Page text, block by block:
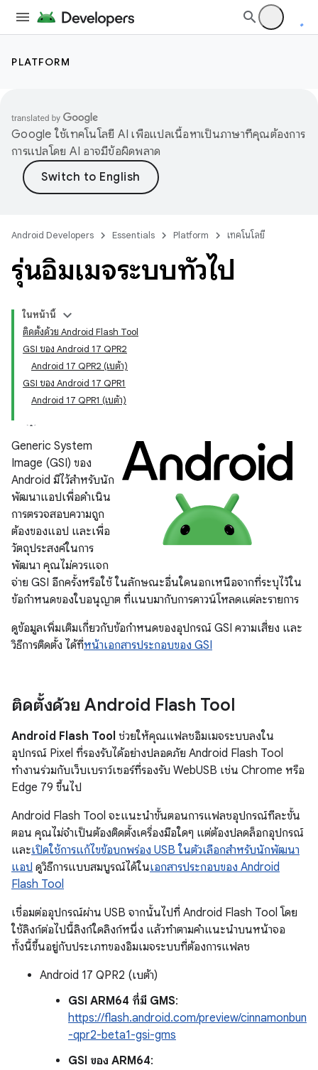
PLATFORM
Google ใช้เทคโนโลยี AI เพื่อแปลเนื้อหาเป็นภาษาที่คุณต้องการ
การแปลโดย AI อาจมีข้อผิดพลาด
Android Developers Essentials Platform เทคโนโลยี
รุ่นอิมเมจระบบทั่วไป
ในหน้านี้
ติดตั้งด้วย Android Flash Tool
GSI ของ Android 17 QPR2
Android 17 QPR2 (เบต้า)
GSI ของ Android 17 QPR1
Android 17 QPR1 (เบต้า)
Generic System
Image (GSI) ของ
Android มีไว้สำหรับนัก
พัฒนาแอปเพื่อดำเนิน
การตรวจสอบความถูก
ต้องของแอป และเพื่อ
วัตถุประสงค์ในการ
พัฒนา คุณไม่ควรแจก
จ่าย GSI อีกครั้งหรือใช้ ในลักษณะอื่นใดนอกเหนือจากที่ระบุไว้ใน
ข้อกำหนดของใบอนุญาต ที่แนบมากับการดาวน์โหลดแต่ละรายการ
ดูข้อมูลเพิ่มเติมเกี่ยวกับข้อกำหนดของอุปกรณ์ GSI ความเสี่ยง และ
วิธีการติดตั้ง ได้ที่หน้าเอกสารประกอบของ GSI
ติดตั้งด้วย Android Flash Tool
Android Flash Tool ช่วยให้คุณแฟลชอิมเมจระบบลงใน
อุปกรณ์ Pixel ที่รองรับได้อย่างปลอดภัย Android Flash Tool
ทำงานร่วมกับเว็บเบราว์เซอร์ที่รองรับ WebUSB เช่น Chrome หรือ
Edge 79 ขึ้นไป
Android Flash Tool จะแนะนำขั้นตอนการแฟลชอุปกรณ์ทีละขั้น
ตอน คุณไม่จำเป็นต้องติดตั้งเครื่องมือใดๆ แต่ต้องปลดล็อกอุปกรณ์
และเปิดใช้การแก้ไขข้อบกพร่อง USB ในตัวเลือกสำหรับนักพัฒนา
แอป ดูวิธีการแบบสมบูรณ์ได้ในเอกสารประกอบของ Android
Flash Tool
เชื่อมต่ออุปกรณ์ผ่าน USB จากนั้นไปที่ Android Flash Tool โดย
ใช้ลิงก์ต่อไปนี้ลิงก์ใดลิงก์หนึ่ง แล้วทำตามคำแนะนำบนหน้าจอ
ทั้งนี้ขึ้นอยู่กับประเภทของอิมเมจระบบที่ต้องการแฟลช
Android 17 QPR2 (เบต้า)
GSI ARM64 ที่มี GMS:
https://flash.android.com/preview/cinnamonbun
-qpr2-beta1-gsi-gms
GSI ของ ARM64: